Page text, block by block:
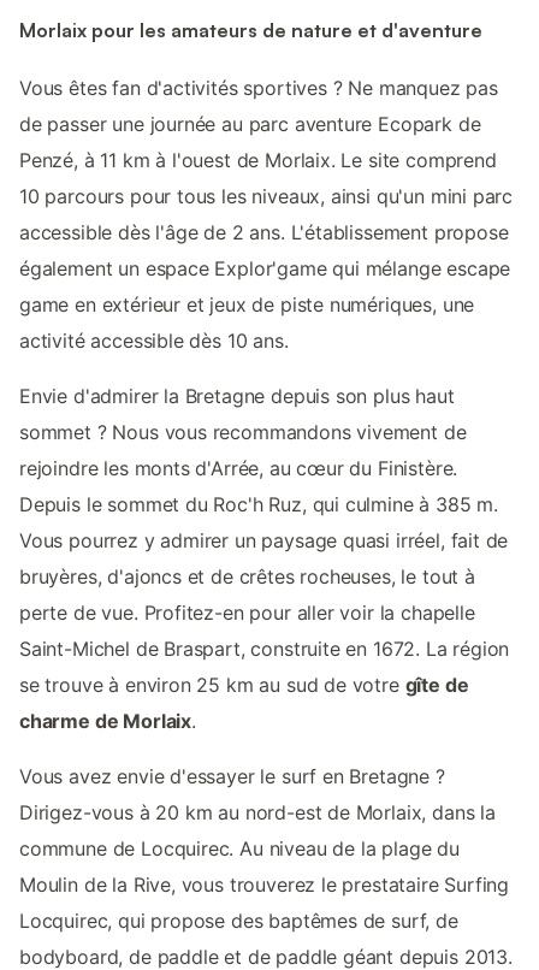
Morlaix pour les amateurs de nature et d'aventure
Vous êtes fan d'activités sportives ? Ne manquez pas
de passer une journée au parc aventure Ecopark de
Penzé, à 11 km à l'ouest de Morlaix. Le site comprend
10 parcours pour tous les niveaux, ainsi qu'un mini parc
accessible dès l'âge de 2 ans. L'établissement propose
également un espace Explor'game qui mélange escape
game en extérieur et jeux de piste numériques, une
activité accessible dès 10 ans.
Envie d'admirer la Bretagne depuis son plus haut
sommet ? Nous vous recommandons vivement de
rejoindre les monts d'Arrée, au cœur du Finistère.
Depuis le sommet du Roc'h Ruz, qui culmine à 385 m.
Vous pourrez y admirer un paysage quasi irréel, fait de
bruyères, d'ajoncs et de crêtes rocheuses, le tout à
perte de vue. Profitez-en pour aller voir la chapelle
Saint-Michel de Braspart, construite en 1672. La région
se trouve à environ 25 km au sud de votre gîte de
charme de Morlaix.
Vous avez envie d'essayer le surf en Bretagne ?
Dirigez-vous à 20 km au nord-est de Morlaix, dans la
commune de Locquirec. Au niveau de la plage du
Moulin de la Rive, vous trouverez le prestataire Surfing
Locquirec, qui propose des baptêmes de surf, de
bodyboard, de paddle et de paddle géant depuis 2013.